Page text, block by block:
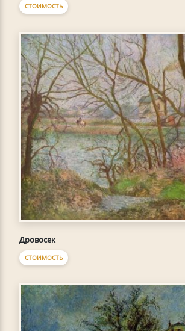
СТОИМОСТЬ
Дровосек
СТОИМОСТЬ